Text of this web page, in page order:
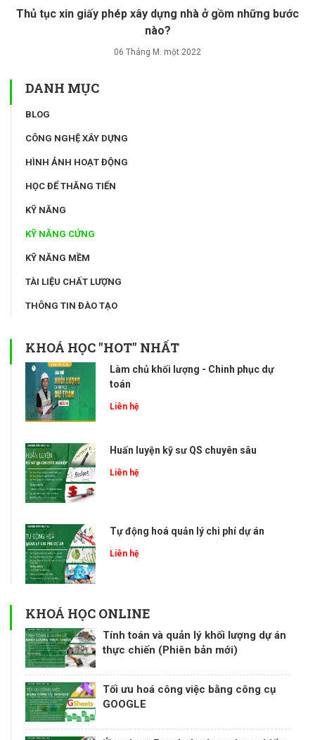
Thủ tục xin giấy phép xây dựng nhà ở gồm những bước
nào?
06 Tháng M. một 2022
DANH MỤC
BLOG
CÔNG NGHỆ XÂY DỰNG
HÌNH ẢNH HOẠT ĐỘNG
HỌC ĐỂ THĂNG TIẾN
KỸ NĂNG
KỸ NĂNG CỨNG
KỸ NĂNG MỀM
TÀI LIỆU CHẤT LƯỢNG
THÔNG TIN ĐÀO TẠO
KHOÁ HỌC "HOT" NHẤT
Làm chủ khối lượng - Chinh phục dự
toán
Liên hệ
Huấn luyện kỹ sư QS chuyên sâu
Liên hệ
Tự động hoá quản lý chi phí dự án
Liên hệ
KHOÁ HỌC ONLINE
Tính toán và quản lý khối lượng dự án
thực chiến (Phiên bản mới)
Tối ưu hoá công việc bằng công cụ
GOOGLE